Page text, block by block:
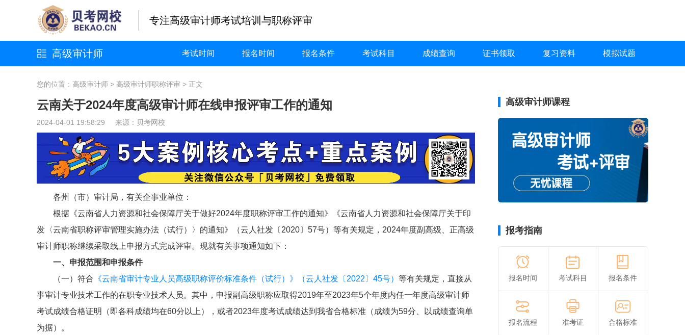
专注高级审计师考试培训与职称评审
高级审计师 考试时间 报名时间 报名条件 考试科目 成绩查询 证书领取 复习资料 模拟试题
您的位置： 高级审计师 > 高级审计师职称评审 > 正文
云南关于2024年度高级审计师在线申报评审工作的通知
2024-04-01 19:58:29 来源： 贝考网校
各州（市）审计局，有关企事业单位：
根据《云南省人力资源和社会保障厅关于做好2024年度职称评审工作的通知》《云南省人力资源和社会保障厅关于印
发〈云南省职称评审管理实施办法（试行）〉的通知》（云人社发〔2020〕57号）等有关规定，2024年度副高级、正高级
审计师职称继续采取线上申报方式完成评审。现就有关事项通知如下：
一、申报范围和申报条件
（一）符合 《云南省审计专业人员高级职称评价标准条件（试行）》（云人社发〔2022〕45号） 等有关规定，直接从
事审计专业技术工作的在职专业技术人员。其中，申报副高级职称应取得2019年至2023年5个年度内任一年度高级审计师
考试成绩合格证明（即各科成绩均在60分以上），或者2023年度考试成绩达到我省合格标准（成绩为59分、以成绩查询单
为据）。
高级审计师课程
报考指南
报名时间 考试科目 报名条件
报名流程 准考证 合格标准